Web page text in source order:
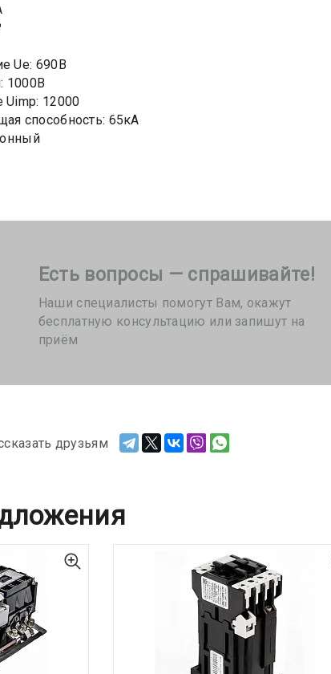
Uе: 690В
1000В
12000
способность: 65кА
Есть вопросы — спрашивайте!
Наши специалисты помогут Вам, окажут
бесплатную консультацию или запишут на
приём
друзьям